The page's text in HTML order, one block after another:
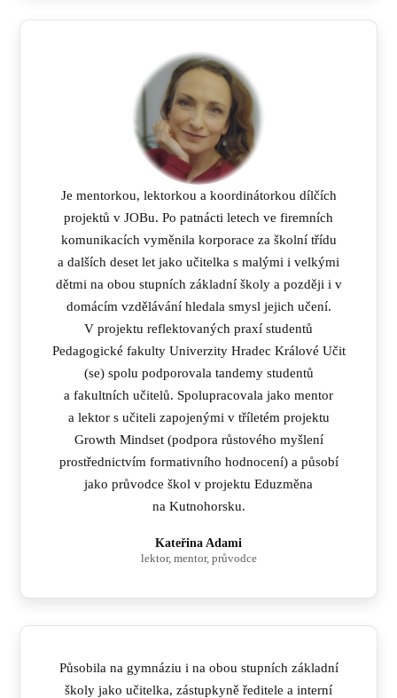
Je mentorkou, lektorkou a koordinátorkou dílčích
projektů v JOBu. Po patnácti letech ve firemních
komunikacích vyměnila korporace za školní třídu
a dalších deset let jako učitelka s malými i velkými
dětmi na obou stupních základní školy a později i v
domácím vzdělávání hledala smysl jejich učení.
V projektu reflektovaných praxí studentů
Pedagogické fakulty Univerzity Hradec Králové Učit
(se) spolu podporovala tandemy studentů
a fakultních učitelů. Spolupracovala jako mentor
a lektor s učiteli zapojenými v tříletém projektu
Growth Mindset (podpora růstového myšlení
prostřednictvím formativního hodnocení) a působí
jako průvodce škol v projektu Eduzměna
na Kutnohorsku.
Kateřina Adami
lektor, mentor, průvodce
Působila na gymnáziu i na obou stupních základní
školy jako učitelka, zástupkyně ředitele a interní